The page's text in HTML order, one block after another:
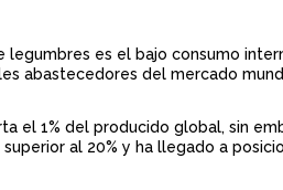
es el bajo consumo
abastecedores del mercado
el 1% del producido global, sin
al 20% y ha llegado a